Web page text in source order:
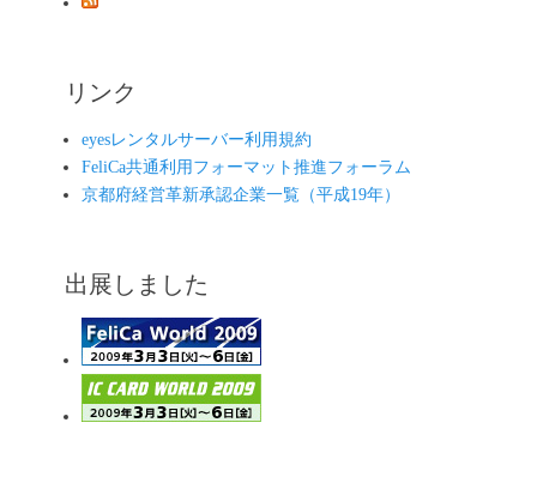
リンク
eyesレンタルサーバー利用規約
FeliCa共通利用フォーマット推進フォーラム
京都府経営革新承認企業一覧（平成19年）
出展しました